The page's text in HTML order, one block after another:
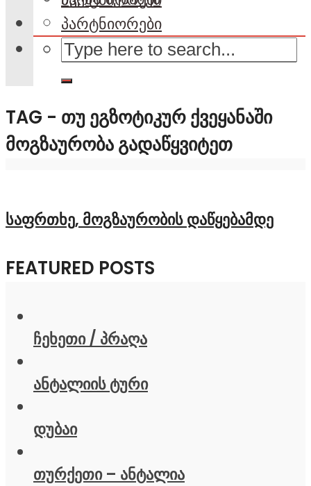
პარტნიორები
TAG - ᲗᲣ ᲔᲒᲖᲝᲢᲘᲙᲣᲠ ᲥᲕᲔᲧᲐᲜᲐᲨᲘ
ᲛᲝᲒᲖᲐᲣᲠᲝᲑᲐ ᲒᲐᲓᲐᲬᲧᲕᲘᲢᲔᲗ
საფრთხე, მოგზაურობის დაწყებამდე
FEATURED POSTS
ჩეხეთი / პრაღა
ანტალიის ტური
დუბაი
თურქეთი – ანტალია